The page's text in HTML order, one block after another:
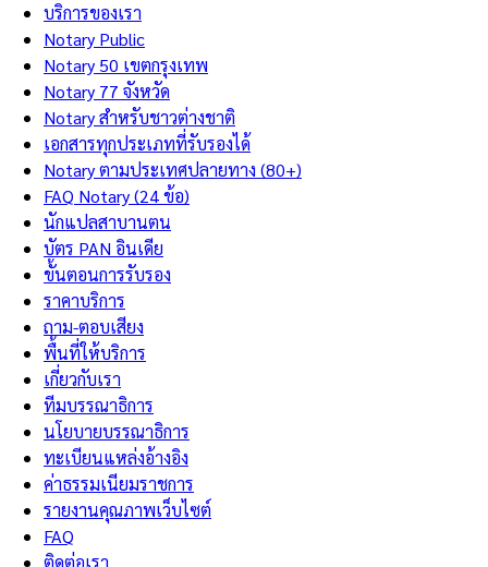
บริการของเรา
Notary Public
Notary 50 เขตกรุงเทพ
Notary 77 จังหวัด
Notary สำหรับชาวต่างชาติ
เอกสารทุกประเภทที่รับรองได้
Notary ตามประเทศปลายทาง (80+)
FAQ Notary (24 ข้อ)
นักแปลสาบานตน
บัตร PAN อินเดีย
ขั้นตอนการรับรอง
ราคาบริการ
ถาม-ตอบเสียง
พื้นที่ให้บริการ
เกี่ยวกับเรา
ทีมบรรณาธิการ
นโยบายบรรณาธิการ
ทะเบียนแหล่งอ้างอิง
ค่าธรรมเนียมราชการ
รายงานคุณภาพเว็บไซต์
FAQ
ติดต่อเรา